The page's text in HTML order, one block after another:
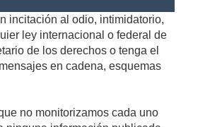
incitación al odio, intimidatorio,
ley internacional o federal de
de los derechos o tenga el
en cadena, esquemas
no monitorizamos cada uno